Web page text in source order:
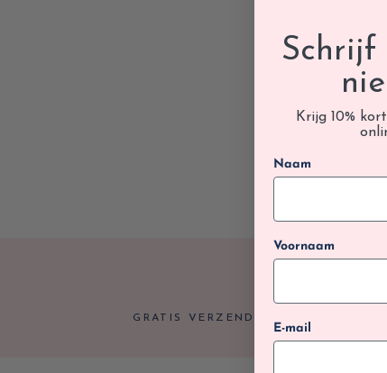
GRATIS VERZENDING VANAF €75
Schrijf
Krijg 10%
Naam
Voornaam
E-mail